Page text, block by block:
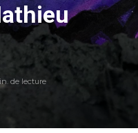
de lecture